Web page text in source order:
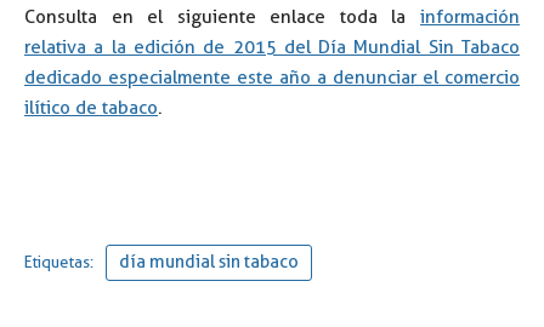
Consulta en el siguiente enlace toda la información
relativa a la edición de 2015 del Día Mundial Sin Tabaco
dedicado especialmente este año a denunciar el comercio
ilítico de tabaco.
Etiquetas: día mundial sin tabaco